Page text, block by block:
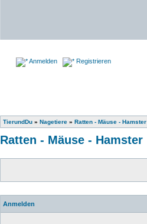
Anmelden Registrieren
TierundDu »Nagetiere »Ratten - Mäuse - Hamster
Ratten - Mäuse - Hamster
Anmelden